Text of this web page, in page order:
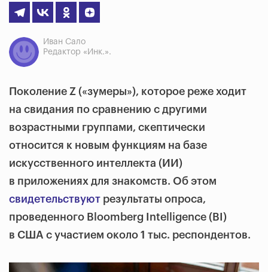
Иван Сало
Редактор «Инк.».
Поколение Z («зумеры»), которое реже ходит
на свидания по сравнению с другими
возрастными группами, скептически
относится к новым функциям на базе
искусственного интеллекта (ИИ)
в приложениях для знакомств. Об этом
свидетельствуют результаты опроса,
проведенного Bloomberg Intelligence (BI)
в США с участием около 1 тыс. респондентов.